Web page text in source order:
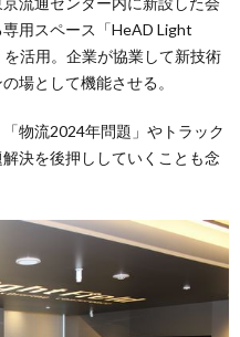
用スペース「HeAD Light
活用。企業が協業して新技術
場として機能させる。
物流2024年問題」やトラック
決を後押ししていくことも念